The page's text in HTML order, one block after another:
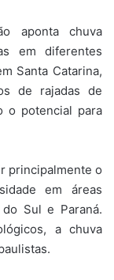
aponta chuva
em diferentes
Santa Catarina,
de rajadas de
o potencial para
principalmente o
em áreas
Sul e Paraná.
a chuva